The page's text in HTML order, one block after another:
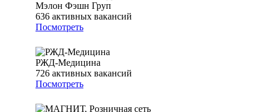
Мэлон Фэшн Груп
636 активных вакансий
Посмотреть
РЖД-Медицина
726 активных вакансий
Посмотреть